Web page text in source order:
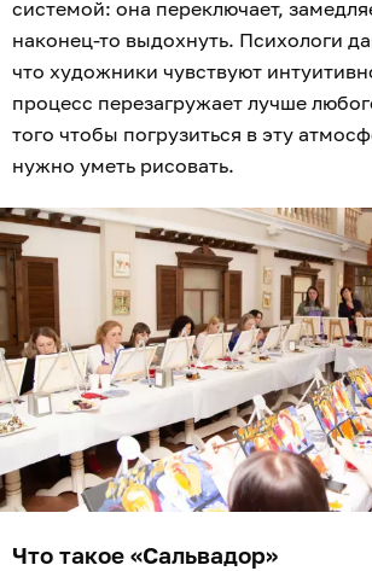
системой: она переключает,
наконец-то выдохнуть. Психологи
что художники чувствуют
процесс перезагружает лучше
того чтобы погрузиться в эту
нужно уметь рисовать.
Что такое «Сальвадор»